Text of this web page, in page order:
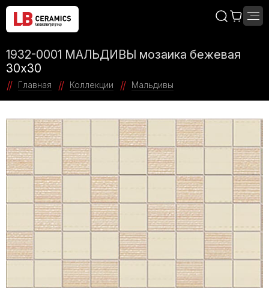
1932-0001 МАЛЬДИВЫ мозаика бежевая
30х30
Главная Коллекции Мальдивы